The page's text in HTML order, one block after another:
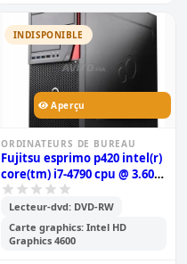
INDISPONIBLE
Aperçu
ORDINATEURS DE BUREAU
Fujitsu esprimo p420 intel(r)
core(tm) i7-4790 cpu @ 3.60
ghz 3.60 ghz
Lecteur-dvd: DVD-RW
Carte graphics: Intel HD
Graphics 4600